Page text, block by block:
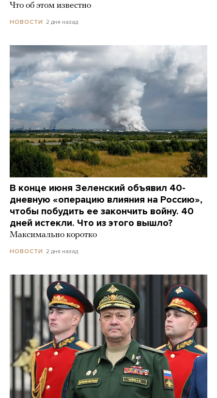
Что об этом известно
НОВОСТИ 2 дня назад
В конце июня Зеленский объявил 40-
дневную «операцию влияния на Россию»,
чтобы побудить ее закончить войну. 40
дней истекли. Что из этого вышло?
Максимально коротко
НОВОСТИ 2 дня назад